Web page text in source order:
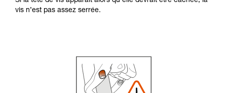
vis n’est pas assez serrée.